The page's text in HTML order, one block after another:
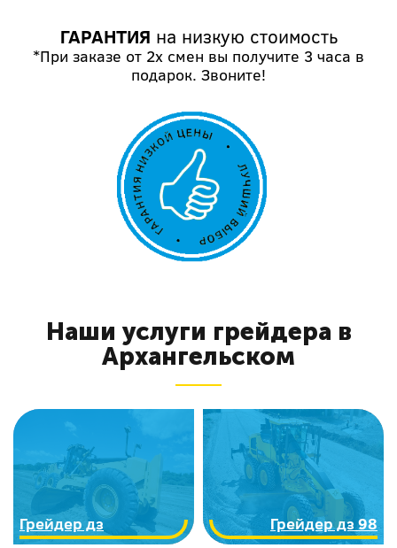
ГАРАНТИЯ на низкую стоимость
*При заказе от 2х смен вы получите 3 часа в
подарок. Звоните!
Наши услуги грейдера в
Архангельском
Грейдер дз Грейдер дз 98